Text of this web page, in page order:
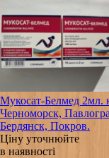
Мукосат-Белмед 2мл.
Черноморск,
Бердянск, Покров.
Ціну уточнюйте
в наявності